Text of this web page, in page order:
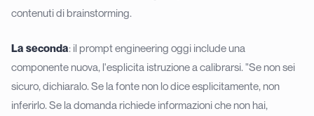
contenuti di brainstorming.
La seconda: il prompt engineering oggi include una
componente nuova, l'esplicita istruzione a calibrarsi. "Se non sei
sicuro, dichiaralo. Se la fonte non lo dice esplicitamente, non
inferirlo. Se la domanda richiede informazioni che non hai,